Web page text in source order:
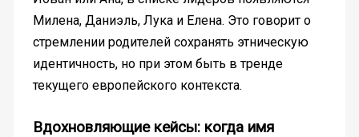
Милена, Даниэль, Лука и Елена. Это говорит о
стремлении родителей сохранять этническую
идентичность, но при этом быть в тренде
текущего европейского контекста.
Вдохновляющие кейсы: когда имя